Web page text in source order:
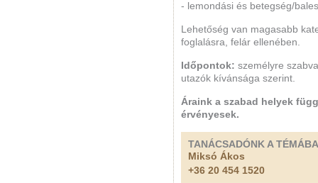
- lemondási és betegség/
Lehetőség van magasabb
foglalásra, felár ellenében.
Időpontok: személyre
utazók kívánsága szerint.
Áraink a szabad helyek
érvényesek.
TANÁCSADÓNK A
Miksó Ákos
+36 20 454 1520